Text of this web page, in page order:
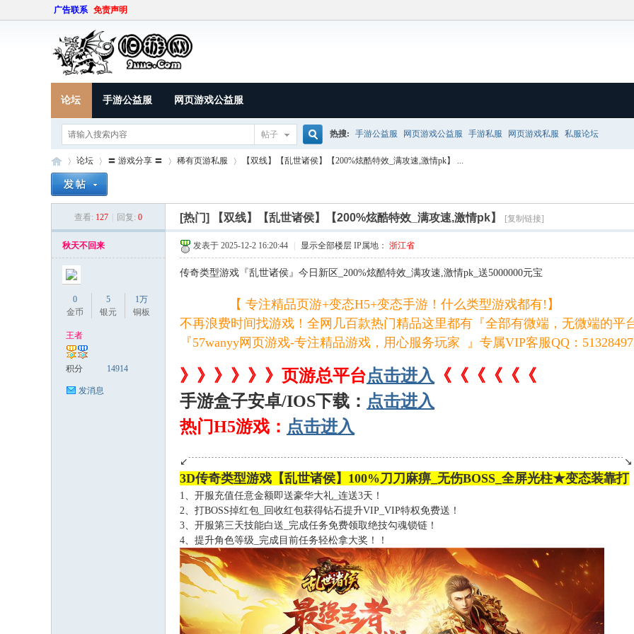
广告联系 免责声明
论坛 手游公益服 网页游戏公益服
帖子
搜
索
热搜: 手游公益服 网页游戏公益服 手游私服 网页游戏私服 私服论坛
论坛 〓 游戏分享 〓 稀有页游私服
›
【双线】【乱世诸侯】【200%炫酷特效_满攻速,激情pk】 ...
查看: 127 回复: 0 [热门] 【双线】【乱世诸侯】【200%炫酷特效_满攻速,激情pk】 [复制链接]
秋天不回来
0
金币
5
银元
1万
铜板
王者
积分 14914
发消息
发表于 2025-12-2 16:20:44 显示全部楼层 IP属地： 浙江省
传奇类型游戏『乱世诸侯』今日新区_200%炫酷特效_满攻速,激情pk_送5000000元宝
【 专注精品页游+变态H5+变态手游！什么类型游戏都有!】
不再浪费时间找游戏！全网几百款热门精品这里都有『全部有微端，无微端的平
『57wanyy网页游戏-专注精品游戏，用心服务玩家 』专属VIP客服QQ：
》》》》》》页游总平台点击进入
《《《《《《
手游盒子安卓/IOS下载： 点击进入
热门H5游戏： 点击进入
↙﹉﹉﹉﹉﹉﹉﹉﹉﹉﹉﹉﹉﹉﹉﹉﹉﹉﹉﹉﹉﹉﹉﹉﹉﹉﹉﹉﹉﹉﹉﹉﹉﹉﹉﹉﹉﹉﹉﹉﹉﹉﹉﹉﹉↘
3D传奇类型游戏【乱世诸侯】100%刀刀麻痹_无伤BOSS_全屏光柱★变态装靠打
1、开服充值任意金额即送豪华大礼_连送3天！
2、打BOSS掉红包_回收红包获得钻石提升VIP_VIP特权免费送！
3、开服第三天技能白送_完成任务免费领取绝技勾魂锁链！
4、提升角色等级_完成目前任务轻松拿大奖！！